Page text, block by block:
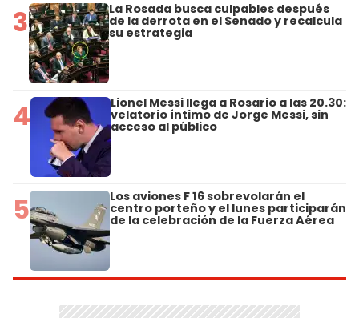
3 La Rosada busca culpables después
de la derrota en el Senado y recalcula
su estrategia
4 Lionel Messi llega a Rosario a las 20.30:
velatorio íntimo de Jorge Messi, sin
acceso al público
5 Los aviones F 16 sobrevolarán el
centro porteño y el lunes participarán
de la celebración de la Fuerza Aérea